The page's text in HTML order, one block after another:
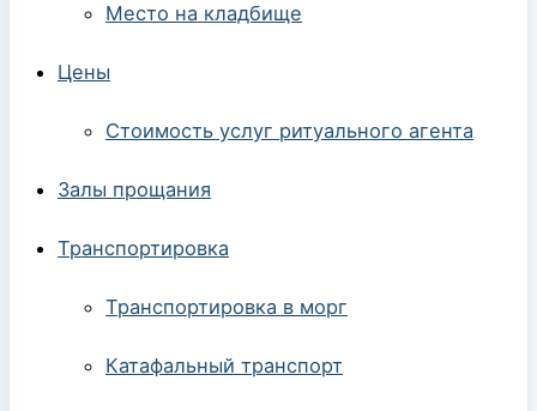
Место на кладбище
Цены
Стоимость услуг ритуального агента
Залы прощания
Транспортировка
Транспортировка в морг
Катафальный транспорт